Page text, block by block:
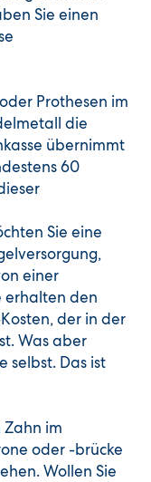
Sie einen
Prothesen im
die
übernimmt
60
Sie eine
einer
erhalten den
der in der
Was aber
selbst. Das ist
im
oder -brücke
Wollen Sie